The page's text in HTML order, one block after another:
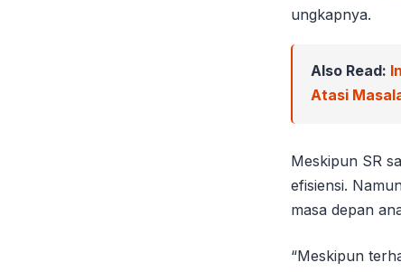
ungkapnya.
Also Read:
Atasi
Meskipun SR
efisiensi.
masa depan
“Meskipun